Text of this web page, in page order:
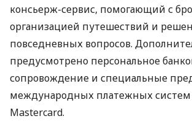
консьерж-сервис, помогающий с
организацией путешествий и
повседневных вопросов.
предусмотрено персональное
сопровождение и специальные
международных платежных систем
Mastercard.